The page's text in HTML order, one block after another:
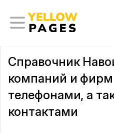
Справочник
компаний и
телефонами, а
контактами